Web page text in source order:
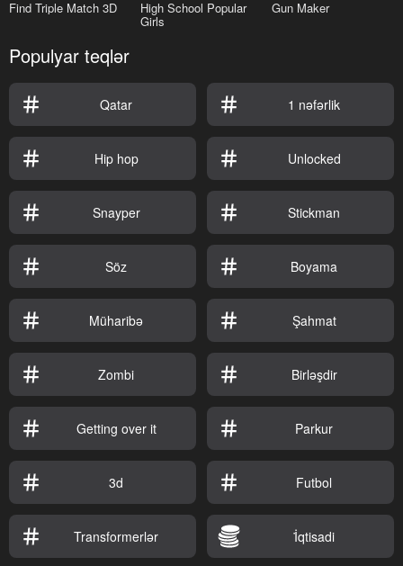
Find Triple Match 3D
High School Popular
Girls
Gun Maker
Populyar teqlər
Qatar 1 nəfərlik
Hip hop Unlocked
Snayper Stickman
Söz Boyama
Müharibə Şahmat
Zombi Birləşdir
Getting over it Parkur
3d Futbol
Transformerlər İ̇qtisadi